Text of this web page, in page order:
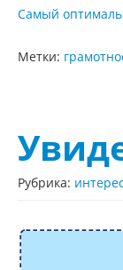
Самый
Метки:
Рубрика: